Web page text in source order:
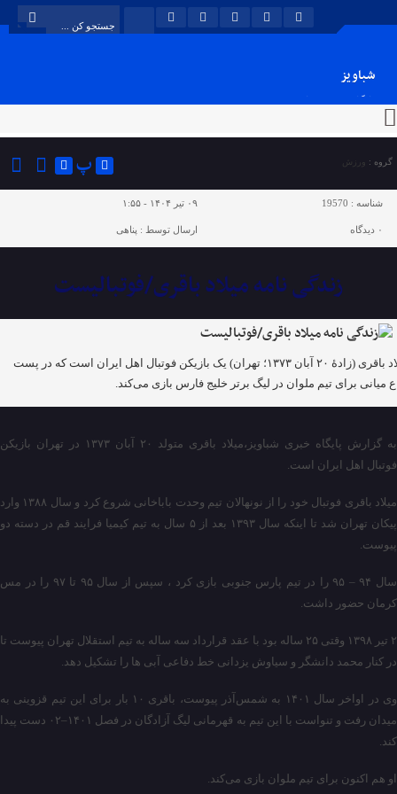
شباویز
گروه : ورزش پ
شناسه : 19570 ۰۹ تیر ۱۴۰۴ - ۱:۵۵
۰ دیدگاه ارسال توسط : پناهی
زندگی نامه میلاد باقری/فوتبالیست
میلاد باقری (زادهٔ ۲۰ آبان ۱۳۷۳؛ تهران) یک بازیکن فوتبال اهل ایران است که در پست
میانی برای تیم ملوان در لیگ برتر خلیج فارس بازی می‌کند.
به گزارش پایگاه خبری شباویز،میلاد باقری متولد ۲۰ آبان ۱۳۷۳ در تهران بازیکن
فوتبال اهل ایران است.
میلاد باقری فوتبال خود را از نونهالان تیم وحدت باباخانی شروع کرد و سال ۱۳۸۸ وارد
پیکان تهران شد تا اینکه سال ۱۳۹۳ بعد از ۵ سال به تیم کیمیا فرایند قم در دسته دو
پیوست.
سال ۹۴ – ۹۵ را در تیم پارس جنوبی بازی کرد ، سپس از سال ۹۵ تا ۹۷ را در مس
کرمان حضور داشت.
۲ تیر ۱۳۹۸ وقتی ۲۵ ساله بود با عقد قرارداد سه ساله به تیم استقلال تهران پیوست تا
در کنار محمد دانشگر و سیاوش یزدانی خط دفاعی آبی ها را تشکیل دهد.
وی در اواخر سال ۱۴۰۱ به شمس‌آذر پیوست، باقری ۱۰ بار برای این تیم قزوینی به
میدان رفت و تنواست با این تیم به قهرمانی لیگ آزادگان در فصل ۱۴۰۱–۰۲ دست پیدا
کند.
او هم اکنون برای تیم ملوان بازی می‌کند.